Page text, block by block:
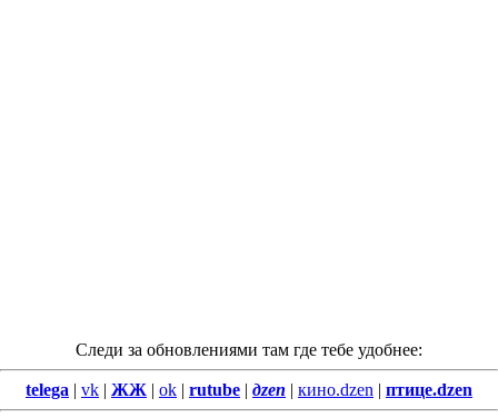
Следи за обновлениями там где тебе удобнее:
telega | vk | ЖЖ | ok | rutube | дzen | кино.dzen | птице.dzen